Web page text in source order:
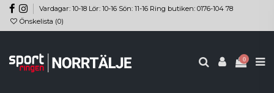
Vardagar: 10-18 Lör: 10-16 Sön: 11-16 Ring butiken: 0176-104 78
Önskelista (0)
0